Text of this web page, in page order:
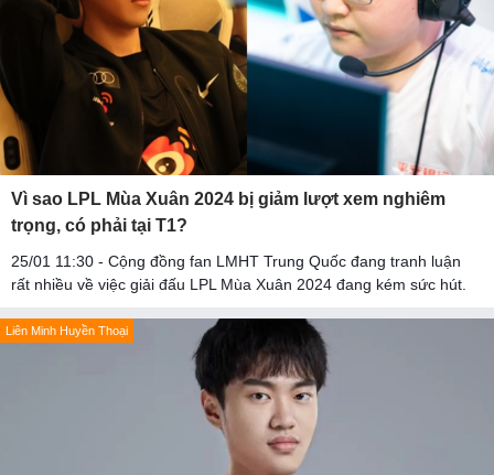
Vì sao LPL Mùa Xuân 2024 bị giảm lượt xem nghiêm
trọng, có phải tại T1?
25/01 11:30 - Cộng đồng fan LMHT Trung Quốc đang tranh luận
rất nhiều về việc giải đấu LPL Mùa Xuân 2024 đang kém sức hút.
Liên Minh Huyền Thoại